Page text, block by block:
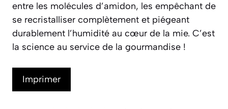
entre les molécules d’amidon, les empêchant de
se recristalliser complètement et piégeant
durablement l’humidité au cœur de la mie. C’est
la science au service de la gourmandise !
Imprimer